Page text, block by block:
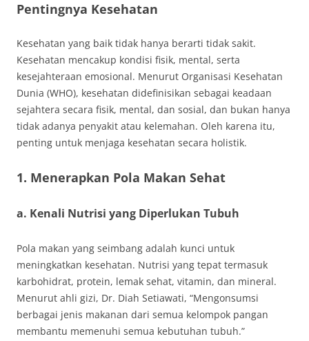
Pentingnya Kesehatan
Kesehatan yang baik tidak hanya berarti tidak sakit.
Kesehatan mencakup kondisi fisik, mental, serta
kesejahteraan emosional. Menurut Organisasi Kesehatan
Dunia (WHO), kesehatan didefinisikan sebagai keadaan
sejahtera secara fisik, mental, dan sosial, dan bukan hanya
tidak adanya penyakit atau kelemahan. Oleh karena itu,
penting untuk menjaga kesehatan secara holistik.
1. Menerapkan Pola Makan Sehat
a. Kenali Nutrisi yang Diperlukan Tubuh
Pola makan yang seimbang adalah kunci untuk
meningkatkan kesehatan. Nutrisi yang tepat termasuk
karbohidrat, protein, lemak sehat, vitamin, dan mineral.
Menurut ahli gizi, Dr. Diah Setiawati, “Mengonsumsi
berbagai jenis makanan dari semua kelompok pangan
membantu memenuhi semua kebutuhan tubuh.”